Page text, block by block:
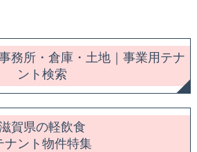
務所・倉庫・土地｜事業用テナ
ント検索
賀県の軽飲食
ナント物件特集